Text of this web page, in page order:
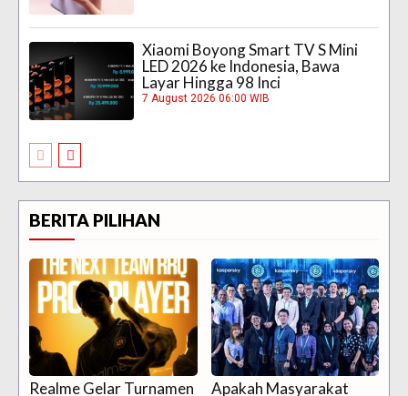
Xiaomi Boyong Smart TV S Mini
LED 2026 ke Indonesia, Bawa
Layar Hingga 98 Inci
7 August 2026 06:00 WIB
BERITA PILIHAN
Realme Gelar Turnamen
Apakah Masyarakat